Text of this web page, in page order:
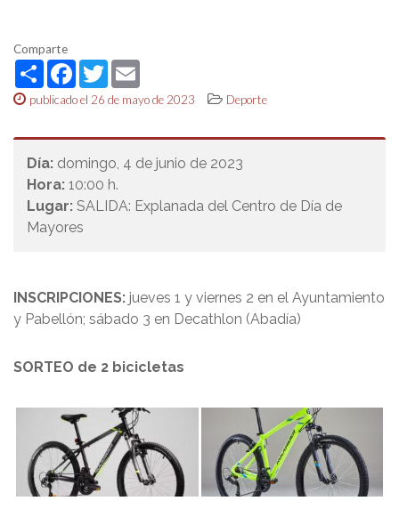
Comparte
ShareFacebook
Twitter
publicado el 26 de mayo de 2023 Deporte
Día: domingo, 4 de junio de 2023
Hora: 10:00 h.
Lugar: SALIDA: Explanada del Centro de Día de
Mayores
INSCRIPCIONES: jueves 1 y viernes 2 en el Ayuntamiento
y Pabellón; sábado 3 en Decathlon (Abadía)
SORTEO de 2 bicicletas